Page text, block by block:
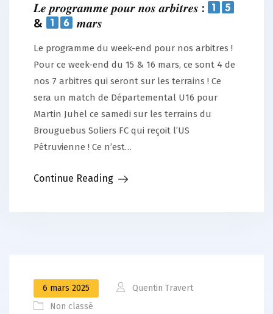
𝑳𝒆 𝒑𝒓𝒐𝒈𝒓𝒂𝒎𝒎𝒆 𝒑𝒐𝒖𝒓 𝒏𝒐𝒔 𝒂𝒓𝒃𝒊𝒕𝒓𝒆𝒔 :
&
𝒎𝒂𝒓𝒔
Le programme du week-end pour nos arbitres !
Pour ce week-end du 15 & 16 mars, ce sont 4 de
nos 7 arbitres qui seront sur les terrains ! Ce
sera un match de Départemental U16 pour
Martin Juhel ce samedi sur les terrains du
Brouguebus Soliers FC qui reçoit l’US
Pétruvienne ! Ce n’est…
Continue Reading
6 mars 2025
Quentin Travert
Non classé